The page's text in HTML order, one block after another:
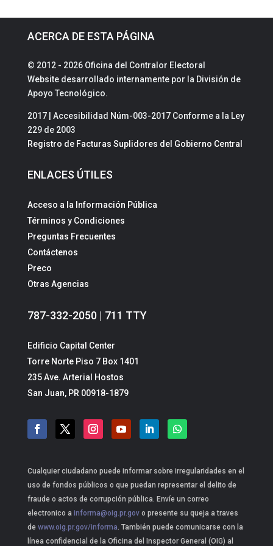
ACERCA DE ESTA PÁGINA
© 2012 - 2026 Oficina del Contralor Electoral
Website desarrollado internamente por la División de
Apoyo Tecnológico.
2017 | Accesibilidad Núm-003-2017 Conforme a la Ley
229 de 2003
Registro de Facturas Suplidores del Gobierno Central
ENLACES ÚTILES
Acceso a la Información Pública
Términos y Condiciones
Preguntas Frecuentes
Contáctenos
Preco
Otras Agencias
787-332-2050 | 711 TTY
Edificio Capital Center
Torre Norte Piso 7 Box 1401
235 Ave. Arterial Hostos
San Juan, PR 00918-1879
Cualquier ciudadano puede informar sobre irregularidades en el
uso de fondos públicos o que puedan representar el delito de
fraude o actos de corrupción pública. Envíe un correo
electronico a informa@oig.pr.govo presente su queja a traves
dewww.oig.pr.gov/informa. También puede comunicarse con la
línea confidencial de la Oficina del Inspector General (OIG) al